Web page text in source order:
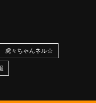
虎々ちゃんネル☆